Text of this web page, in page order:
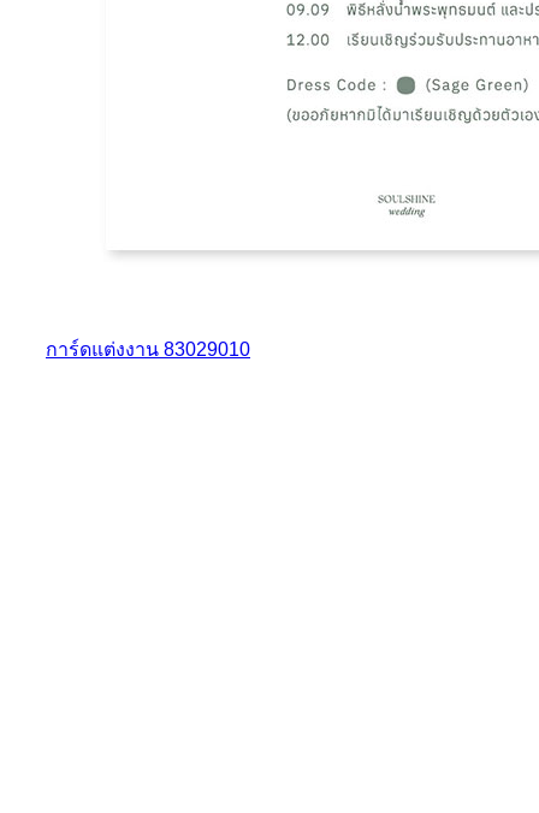
การ์ดแต่งงาน 83029010